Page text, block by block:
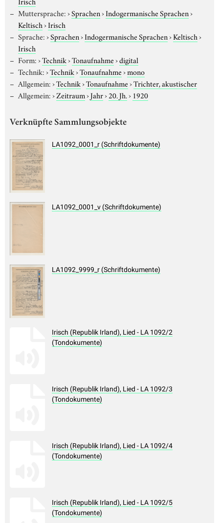
Muttersprache:›Sprachen›Indogermanische Sprachen›
Keltisch›Irisch
Sprache:›Sprachen›Indogermanische Sprachen›Keltisch›
Irisch
Form:›Technik›Tonaufnahme›digital
Technik:›Technik›Tonaufnahme›mono
Allgemein:›Technik›Tonaufnahme›Trichter, akustischer
Allgemein:›Zeitraum›Jahr›20. Jh.› 1920
Verknüpfte Sammlungsobjekte
LA1092_0001_r (Schriftdokumente)
LA1092_0001_v (Schriftdokumente)
LA1092_9999_r (Schriftdokumente)
Irisch (Republik Irland), Lied - LA 1092/2
(Tondokumente)
Irisch (Republik Irland), Lied - LA 1092/3
(Tondokumente)
Irisch (Republik Irland), Lied - LA 1092/4
(Tondokumente)
Irisch (Republik Irland), Lied - LA 1092/5
(Tondokumente)